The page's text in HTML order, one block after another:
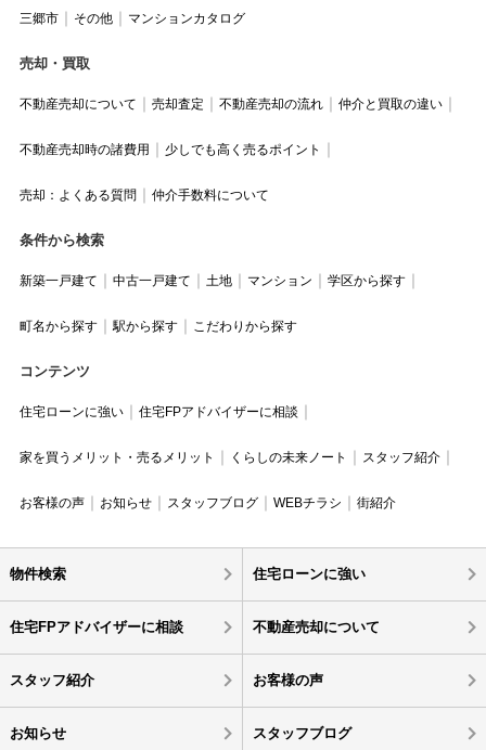
三郷市 その他 マンションカタログ
売却・買取
不動産売却について 売却査定 不動産売却の流れ 仲介と買取の違い
不動産売却時の諸費用 少しでも高く売るポイント
売却：よくある質問 仲介手数料について
条件から検索
新築一戸建て 中古一戸建て 土地 マンション 学区から探す
町名から探す 駅から探す こだわりから探す
コンテンツ
住宅ローンに強い 住宅FPアドバイザーに相談
家を買うメリット・売るメリット くらしの未来ノート スタッフ紹介
お客様の声 お知らせ スタッフブログ WEBチラシ 街紹介
物件検索 住宅ローンに強い
住宅FPアドバイザーに相談 不動産売却について
スタッフ紹介 お客様の声
お知らせ スタッフブログ